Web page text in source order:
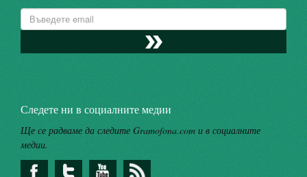
Следете ни в социалните медии
Ще се радваме да следите Gramofona.com и в социалните
медии.